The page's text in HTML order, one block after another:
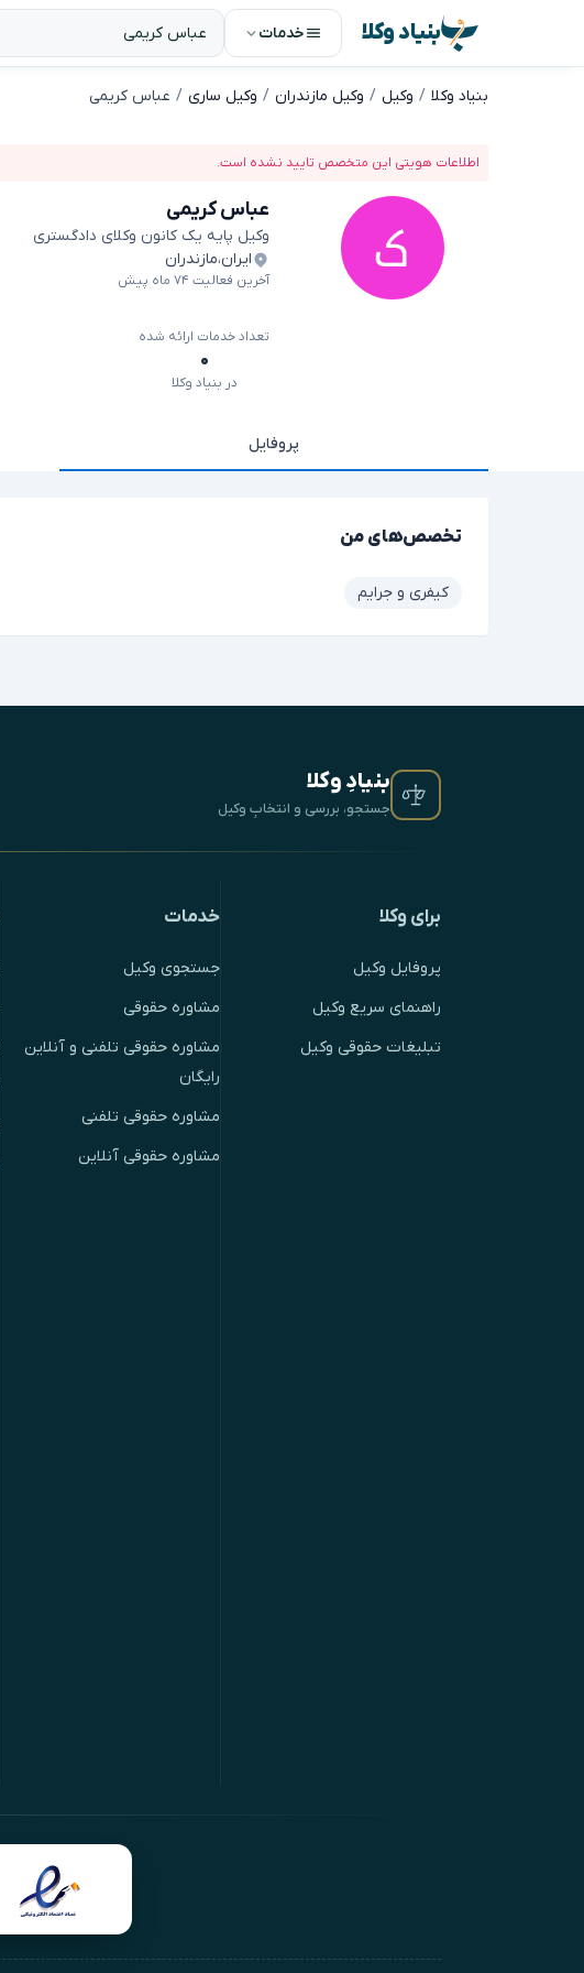
بنیاد وکلا خدمات
بنیاد وکلا وکیل وکیل مازندران وکیل ساری عباس کریمی
اطلاعات هویتی این متخصص تایید نشده است.
عباس کریمی
وکیل پایه یک کانون وکلای دادگستری
ایران،مازندران
آخرین فعالیت ۷۴ ماه پیش
تعداد خدمات ارائه شده
۰
در بنیاد وکلا
پروفایل
تخصص‌های من
کیفری و جرایم
بنیادِ وکلا
جستجو، بررسی و انتخابِ وکیل
برای وکلا
پروفایل وکیل
راهنمای سریع وکیل
تبلیغات حقوقی وکیل
خدمات
جستجوی وکیل
مشاوره حقوقی
مشاوره حقوقی تلفنی و آنلاین
رایگان
مشاوره حقوقی تلفنی
مشاوره حقوقی آنلاین